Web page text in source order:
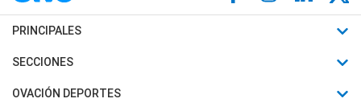
PRINCIPALES
Últimas Noticias
Política
SECCIONES
Horóscopo
OVACIÓN DEPORTES